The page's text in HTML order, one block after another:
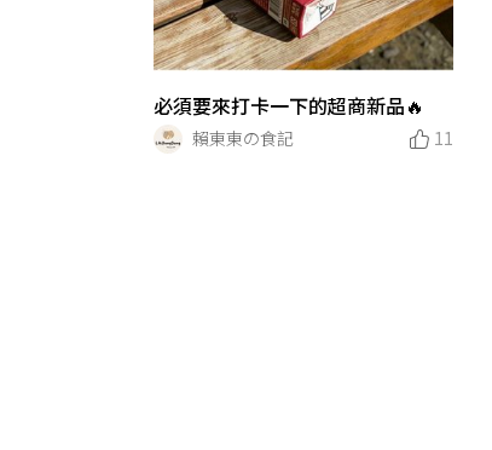
必須要來打卡一下的超商新品🔥
賴東東の食記
11